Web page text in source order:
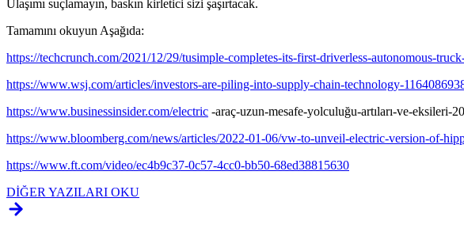
Ulaşımı suçlamayın, baskın kirletici sizi şaşırtacak.
Tamamını okuyun Aşağıda:
https://techcrunch.com/2021/12/29/tusimple-completes-its-first-driverless-autonomous-
https://www.wsj.com/articles/investors-are-piling-into-supply-chain-technology-
https://www.businessinsider.com/electric -araç-uzun-mesafe-yolculuğu-artıları-ve-eksileri-
https://www.bloomberg.com/news/articles/2022-01-06/vw-to-unveil-electric-version-of-
https://www.ft.com/video/ec4b9c37-0c57-4cc0-bb50-68ed38815630
DİĞER YAZILARI OKU